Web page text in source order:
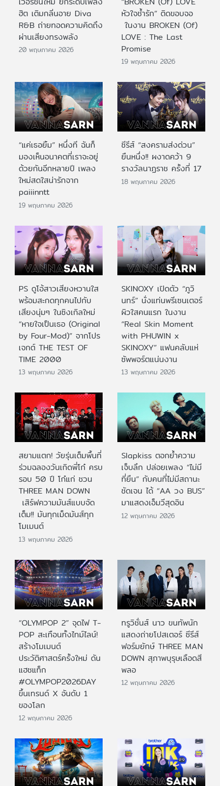
ฮิต เติมกลิ่นอาย Diva
R&B ถ่ายทอดความคิดถึง
ผ่านเสียงทรงพลัง
20 พฤษภาคม 2026
หัวใจช้ำรัก” ติดขอบจอ
ในงาน BROKEN (Of)
LOVE : The Last
Promise
19 พฤษภาคม 2026
“แค่เธอยิ้ม” หนึ่งที ฉันก็
มองเห็นอนาคตที่เราจะอยู่
ด้วยกันอีกหลายปี เพลง
ใหม่สดใสน่ารักจาก
paiiinntt
19 พฤษภาคม 2026
ซีรีส์ “สงครามส่งด่วน”
ยืนหนึ่ง!! ผงาดคว้า 9
รางวัลนาฏราช ครั้งที่ 17
18 พฤษภาคม 2026
PS ดูโอ้สาวเสียงหวานใส
พร้อมสะกดทุกคนไปกับ
เสียงนุ่มๆ ในซิงเกิลใหม่
“หายใจเป็นเธอ (Original
by Four-Mod)” จากโปร
เจกต์ THE TEST OF
TIME 2000
13 พฤษภาคม 2026
SKINOXY เปิดตัว “ภูวิ
นทร์” นั่งแท่นพรีเซนเตอร์
ผิวใสคนแรก ในงาน
“Real Skin Moment
with PHUWIN x
SKINOXY” แฟนคลับแห่
ซัพพอร์ตแน่นงาน
13 พฤษภาคม 2026
สยามแตก! วัยรุ่นเต็มพื้นที่
ร่วมฉลองวันเกิดพี่โก๋ ครบ
รอบ 50 ปี โก๋แก่ ชวน
THREE MAN DOWN
เสิร์ฟความมันส์แบบจัด
เต็ม!! มันทุกเม็ดมันส์ทุก
โมเมนต์
13 พฤษภาคม 2026
Slapkiss ตอกย้ำความ
เจ็บลึก ปล่อยเพลง “ไม่มี
ที่ยืน” กับคนที่ไม่มีสถานะ
ชัดเจน ได้ “AA วง BUS”
มาแสดงเอ็มวีสุดอิน
12 พฤษภาคม 2026
“OLYMPOP 2” จุดไฟ T-
POP สะเทือนทั้งไทม์ไลน์!
สร้างโมเมนต์
ประวัติศาสตร์ครั้งใหม่ ดัน
แฮชแท็ก
#OLYMPOP2026DAY
ขึ้นเทรนด์ X อันดับ 1
ของโลก
12 พฤษภาคม 2026
ทรูวิชั่นส์ นาว ขนทัพนัก
แสดงถ่ายโปสเตอร์ ซีรีส์
ฟอร์มยักษ์ THREE MAN
DOWN สุภาพบุรุษเลือดสี
พลอ
12 พฤษภาคม 2026